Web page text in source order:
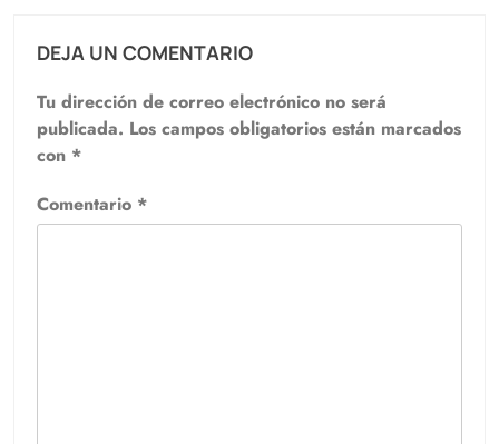
DEJA UN COMENTARIO
Tu dirección de correo electrónico no será
publicada. Los campos obligatorios están marcados
con *
Comentario *